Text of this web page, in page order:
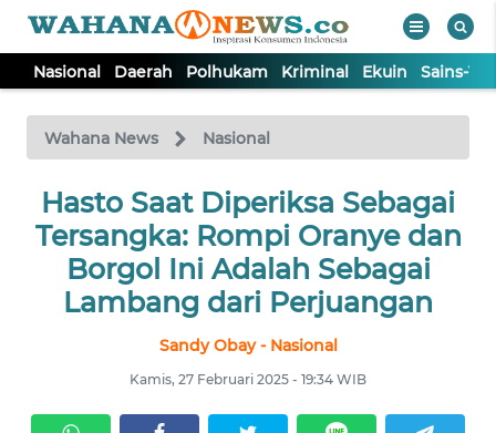
Nasional Daerah Polhukam Kriminal Ekuin Sains-
Wahana News Nasional
Hasto Saat Diperiksa Sebagai
Tersangka: Rompi Oranye dan
Borgol Ini Adalah Sebagai
Lambang dari Perjuangan
Sandy Obay - Nasional
Kamis, 27 Februari 2025 - 19:34 WIB
TV
Tutup
NASIONAL
DAERAH